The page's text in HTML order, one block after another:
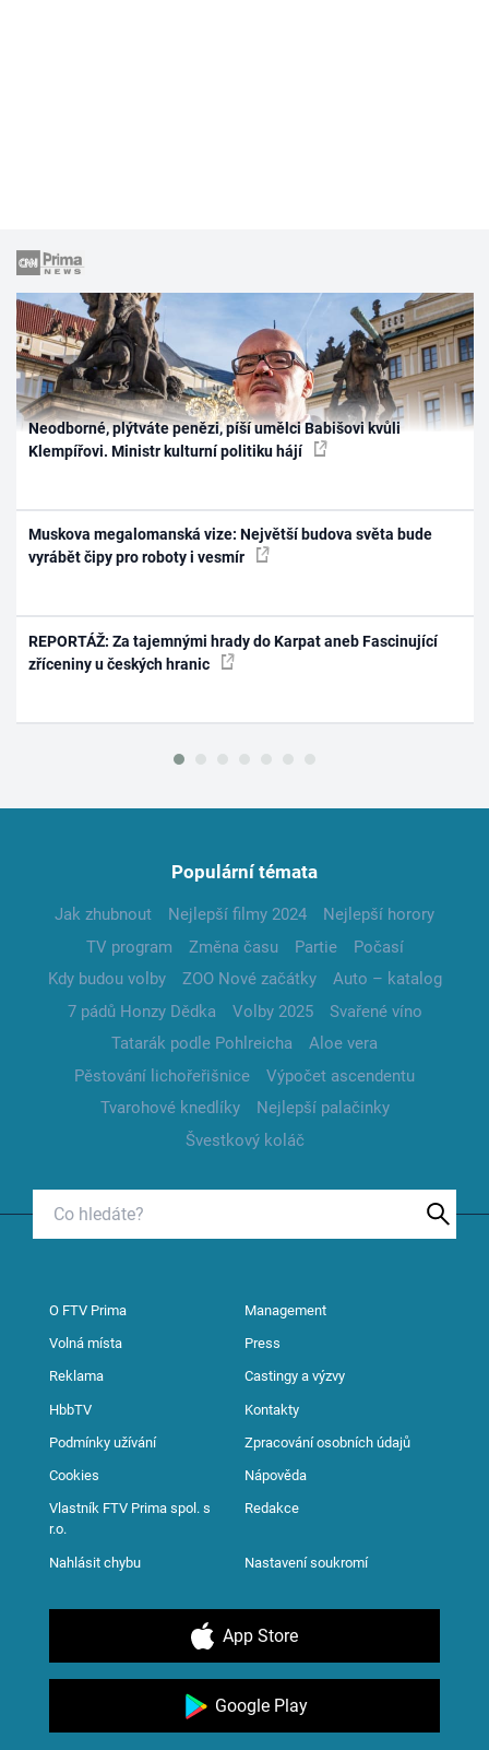
Neodborné, plýtváte penězi, píší umělci Babišovi kvůli
Klempířovi. Ministr kulturní politiku hájí
Muskova megalomanská vize: Největší budova světa bude
vyrábět čipy pro roboty i vesmír
REPORTÁŽ: Za tajemnými hrady do Karpat aneb Fascinující
zříceniny u českých hranic
Populární témata
Jak zhubnout Nejlepší filmy 2024
Nejlepší horory
TV program
Změna času Partie
Počasí
Kdy budou volby
ZOO Nové začátky
Auto – katalog
7 pádů Honzy Dědka
Volby 2025
Svařené víno
Tatarák podle Pohlreicha
Aloe vera
Pěstování lichořeřišnice
Výpočet ascendentu
Tvarohové knedlíky
Nejlepší palačinky
Švestkový koláč
O FTV Prima Management
Volná místa Press
Reklama Castingy a výzvy
HbbTV Kontakty
Podmínky užívání Zpracování osobních údajů
Cookies Nápověda
Vlastník FTV Prima spol. s
r.o.
Redakce
Nahlásit chybu Nastavení soukromí
App Store
Google Play